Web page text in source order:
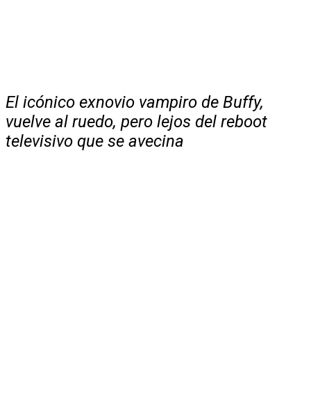
El icónico exnovio vampiro de Buffy,
vuelve al ruedo, pero lejos del reboot
televisivo que se avecina